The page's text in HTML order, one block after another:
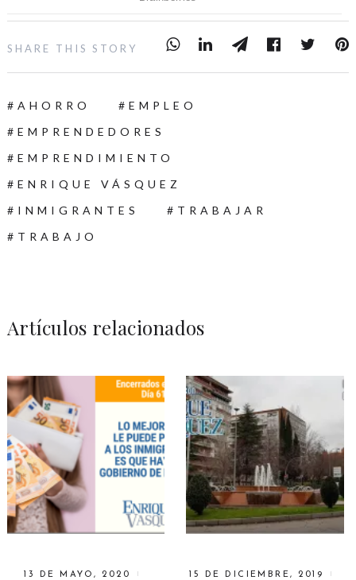
SHARE THIS STORY
AHORRO
EMPLEO
EMPRENDEDORES
EMPRENDIMIENTO
ENRIQUE VÁSQUEZ
INMIGRANTES
TRABAJAR
TRABAJO
Artículos relacionados
13 DE MAYO, 2020
15 DE DICIEMBRE, 2019